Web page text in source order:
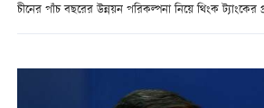
চীনের পাঁচ বছরের উন্নয়ন পরিকল্পনা নিয়ে থিংক ট্যাংকের